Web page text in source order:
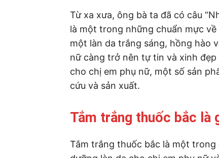
Từ xa xưa, ông bà ta đã có câu
là một trong những chuẩn mực
một làn da trắng sáng, hồng hào
nữ càng trở nên tự tin và xinh
cho chị em phụ nữ, một số sản
cứu và sản xuất.
Tắm trắng thuốc bắc là
Tắm trắng thuốc bắc là một